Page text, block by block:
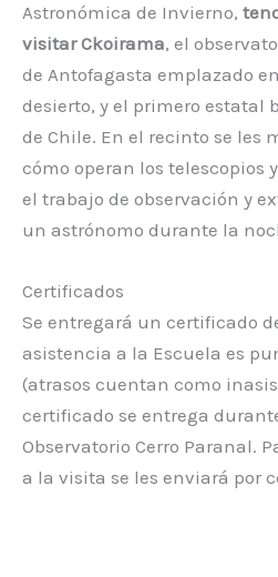
Astronómica de Invierno,
visitar Ckoirama, el
de Antofagasta emplazado
desierto, y el primero estatal
de Chile. En el recinto se les
cómo operan los telescopios
el trabajo de observación y
un astrónomo durante la
Certificados
Se entregará un certificado
asistencia a la Escuela es
(atrasos cuentan como
certificado se entrega
Observatorio Cerro Paranal.
a la visita se les enviará por